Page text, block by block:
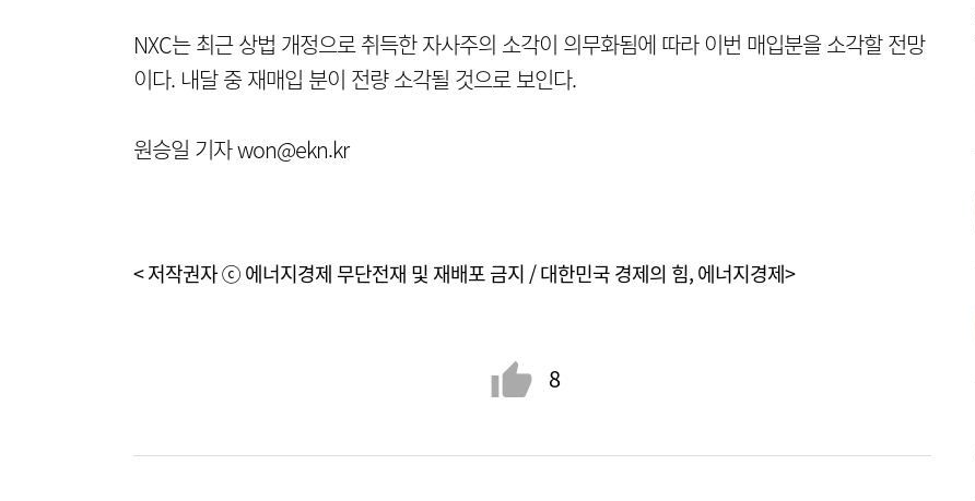
NXC는 최근 상법 개정으로 취득한 자사주의 소각이 의무화됨에 따라 이번 매입분을 소각할 전망
이다. 내달 중 재매입 분이 전량 소각될 것으로 보인다.
원승일 기자 won@ekn.kr
< 저작권자 ⓒ 에너지경제 무단전재 및 재배포 금지 / 대한민국 경제의 힘, 에너지경제>
8